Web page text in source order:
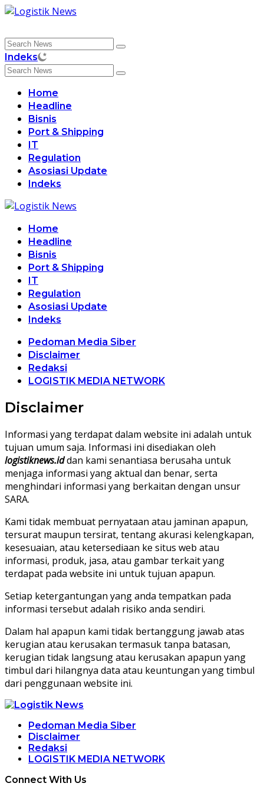
Skip
content
Indeks
Home
Headline
Bisnis
Port & Shipping
IT
Regulation
Asosiasi Update
Indeks
Home
Headline
Bisnis
Port & Shipping
IT
Regulation
Asosiasi Update
Indeks
Pedoman Media Siber
Disclaimer
Redaksi
LOGISTIK MEDIA NETWORK
Disclaimer
Informasi yang terdapat dalam website ini adalah untuk
tujuan umum saja. Informasi ini disediakan oleh
logistiknews.iddan kami senantiasa berusaha untuk
menjaga informasi yang aktual dan benar, serta
menghindari informasi yang berkaitan dengan unsur
SARA.
Kami tidak membuat pernyataan atau jaminan apapun,
tersurat maupun tersirat, tentang akurasi kelengkapan,
kesesuaian, atau ketersediaan ke situs web atau
informasi, produk, jasa, atau gambar terkait yang
terdapat pada website ini untuk tujuan apapun.
Setiap ketergantungan yang anda tempatkan pada
informasi tersebut adalah risiko anda sendiri.
Dalam hal apapun kami tidak bertanggung jawab atas
kerugian atau kerusakan termasuk tanpa batasan,
kerugian tidak langsung atau kerusakan apapun yang
timbul dari hilangnya data atau keuntungan yang timbul
dari penggunaan website ini.
Pedoman Media Siber
Disclaimer
Redaksi
LOGISTIK MEDIA NETWORK
Connect With Us